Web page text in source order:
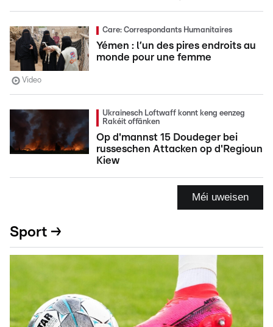
Care: Correspondants Humanitaires
Yémen : l’un des pires endroits au
monde pour une femme
Video
Ukrainesch Loftwaff konnt keng eenzeg
Rakéit offänken
Op d'mannst 15 Doudeger bei
russeschen Attacken op d'Regioun
Kiew
Méi uweisen
Sport →